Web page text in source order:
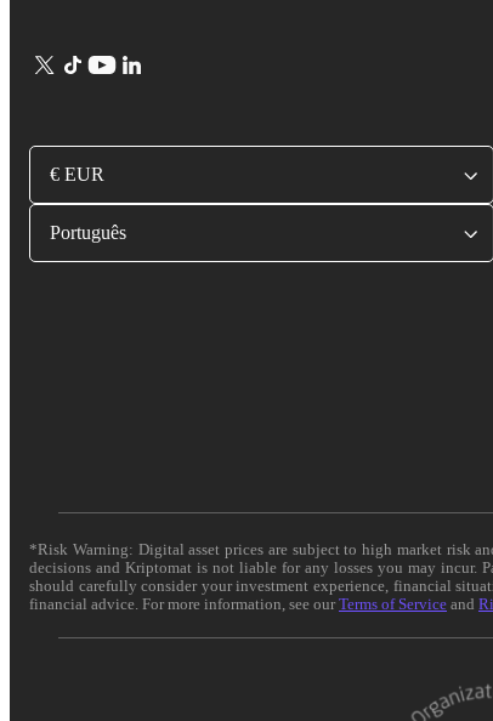
€ EUR
Português
*Risk Warning: Digital asset prices are subject to high market risk
decisions and Kriptomat is not liable for any losses you may incur.
should carefully consider your investment experience, financial
financial advice. For more information, see ourTerms of Service and